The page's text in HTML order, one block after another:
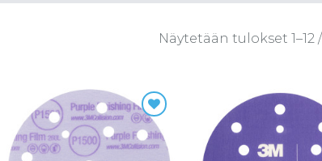
Näytetään tulokset 1–12 /